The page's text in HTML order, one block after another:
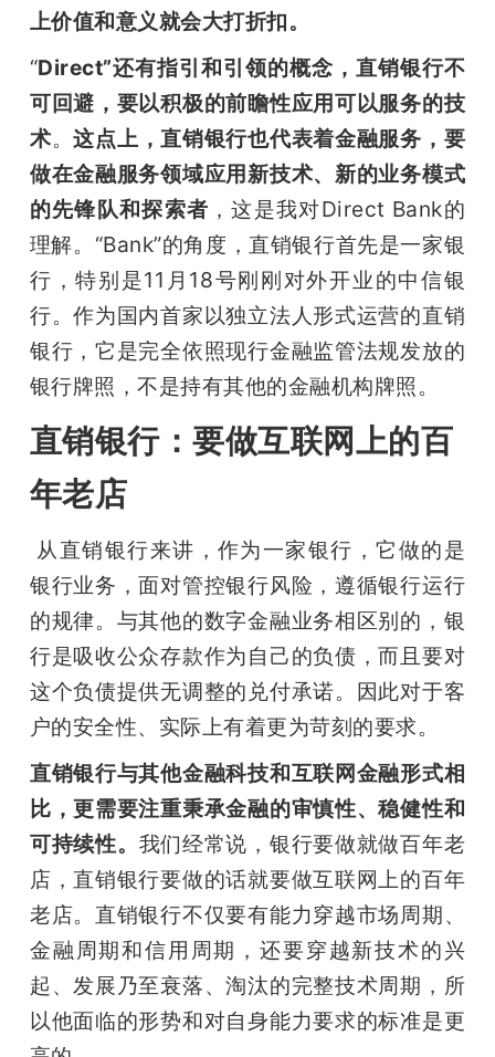
上价值和意义就会大打折扣。
“Direct”还有指引和引领的概念，直销银行不
可回避，要以积极的前瞻性应用可以服务的技
术。这点上，直销银行也代表着金融服务，要
做在金融服务领域应用新技术、新的业务模式
的先锋队和探索者 ，这是我对Direct Bank的
理解。“Bank”的角度，直销银行首先是一家银
行，特别是11月18号刚刚对外开业的中信银
行。作为国内首家以独立法人形式运营的直销
银行，它是完全依照现行金融监管法规发放的
银行牌照，不是持有其他的金融机构牌照。
直销银行：要做互联网上的百
年老店
从直销银行来讲，作为一家银行，它做的是
银行业务，面对管控银行风险，遵循银行运行
的规律。与其他的数字金融业务相区别的，银
行是吸收公众存款作为自己的负债，而且要对
这个负债提供无调整的兑付承诺。因此对于客
户的安全性、实际上有着更为苛刻的要求。
直销银行与其他金融科技和互联网金融形式相
比，更需要注重秉承金融的审慎性、稳健性和
可持续性。 我们经常说，银行要做就做百年老
店，直销银行要做的话就要做互联网上的百年
老店。直销银行不仅要有能力穿越市场周期、
金融周期和信用周期，还要穿越新技术的兴
起、发展乃至衰落、淘汰的完整技术周期，所
以他面临的形势和对自身能力要求的标准是更